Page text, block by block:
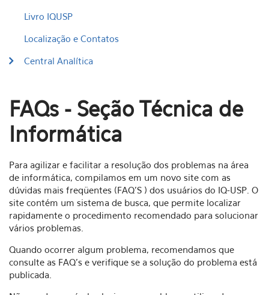
Livro IQUSP
Localização e Contatos
Central Analítica
FAQs - Seção Técnica de
Informática
Para agilizar e facilitar a resolução dos problemas na área
de informática, compilamos em um novo site com as
dúvidas mais freqüentes (FAQ'S ) dos usuários do IQ-USP. O
site contém um sistema de busca, que permite localizar
rapidamente o procedimento recomendado para solucionar
vários problemas.
Quando ocorrer algum problema, recomendamos que
consulte as FAQ's e verifique se a solução do problema está
publicada.